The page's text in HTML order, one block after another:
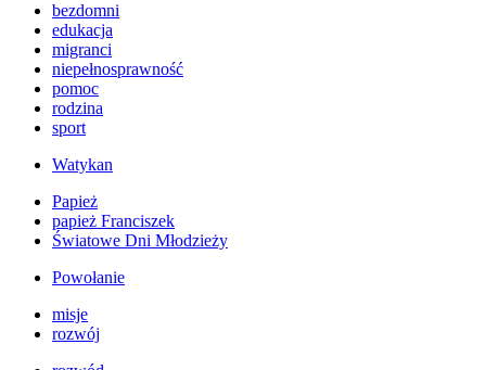
bezdomni
edukacja
migranci
niepełnosprawność
pomoc
rodzina
sport
Watykan
Papież
papież Franciszek
Światowe Dni Młodzieży
Powołanie
misje
rozwój